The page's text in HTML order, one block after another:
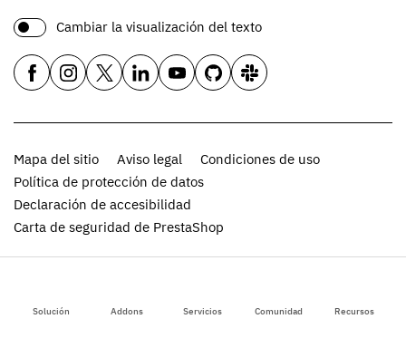
Solución Addons Servicios Comunidad Recursos
Cambiar la visualización del texto
Mapa del sitio Aviso legal
Condiciones de uso
Política de protección de datos
Declaración de accesibilidad
Carta de seguridad de PrestaShop
© Copyright 2007–2026 PrestaShop. Todos los derechos